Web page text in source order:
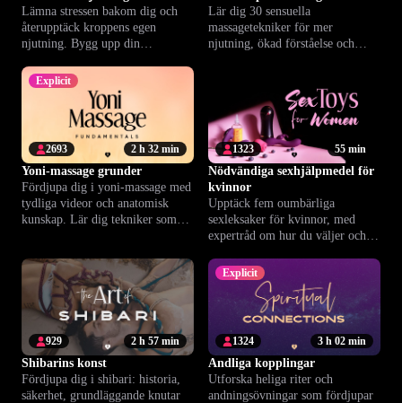
Lämna stressen bakom dig och
återupptäck kroppens egen
njutning. Bygg upp din
Lär dig 30 sensuella
massagetekniker för mer
njutning, ökad förståelse och
Explicit
2 h 32 min
2693
Yoni-massage grunder
Fördjupa dig i yoni-massage med
tydliga videor och anatomisk
kunskap. Lär dig tekniker som
55 min
1323
Nödvändiga sexhjälpmedel för
kvinnor
Upptäck fem oumbärliga
sexleksaker för kvinnor, med
expertråd om hur du väljer och
njutningsfullt.
2 h 57 min
929
Shibarins konst
Fördjupa dig i shibari: historia,
säkerhet, grundläggande knutar
Explicit
3 h 02 min
1324
Andliga kopplingar
Utforska heliga riter och
andningsövningar som fördjupar